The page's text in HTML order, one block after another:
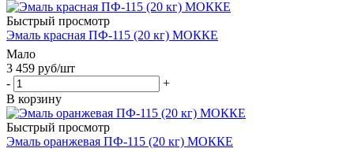
Быстрый просмотр
Эмаль красная ПФ-115 (20 кг) МОККЕ
Мало
3 459 руб/шт
-
+
В корзину
Быстрый просмотр
Эмаль оранжевая ПФ-115 (20 кг) МОККЕ